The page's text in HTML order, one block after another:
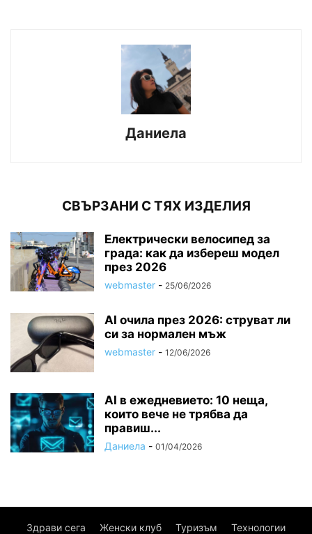
Даниела
СВЪРЗАНИ С ТЯХ ИЗДЕЛИЯ
Електрически велосипед за
града: как да избереш модел
през 2026
webmaster - 25/06/2026
AI очила през 2026: струват ли
си за нормален мъж
webmaster - 12/06/2026
AI в ежедневието: 10 неща,
които вече не трябва да
правиш...
Даниела - 01/04/2026
Здрави сега Женски клуб Туризъм Технологии